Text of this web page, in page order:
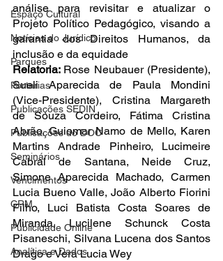
Espaço Cultural
Notícias do Jurídico
Parques
Portarias
Publicações SEDIN
Publicações do DOC
Seminários
Vencimentos
CRM
Publicidade Online
Analítica e Dados
análise para revisitar e atualizar o
Projeto Político Pedagógico, visando a
garantia dos Direitos Humanos, da
inclusão e da equidade
Relatoria: Rose Neubauer (Presidente),
Sueli Aparecida de Paula Mondini
(Vice-Presidente), Cristina Margareth
de Souza Cordeiro, Fátima Cristina
Abrão, Guiomar Namo de Mello, Karen
Martins Andrade Pinheiro, Lucimeire
Cabral de Santana, Neide Cruz,
Simone Aparecida Machado, Carmen
Lucia Bueno Valle, João Alberto Fiorini
Filho, Luci Batista Costa Soares de
Miranda, Lucilene Schunck Costa
Pisaneschi, Silvana Lucena dos Santos
Drago e Vera Lucia Wey